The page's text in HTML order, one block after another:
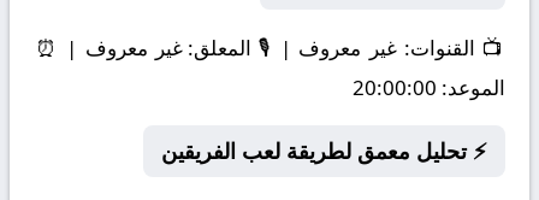
📺 القنوات: غير معروف | 🎙️ المعلق: غير معروف | ⏰
الموعد:
⚡ تحليل معمق لطريقة لعب الفريقين